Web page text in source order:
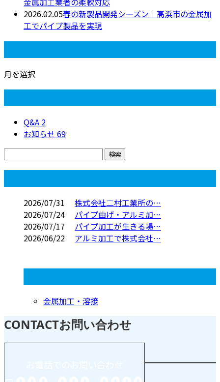
2026.02.05春の新製品開発シーズン｜高浜市の金属加
工でパイプ製品を実現
月を選択
Q&A 2
お知らせ 69
2026/07/31
株式会社二村工業所の…
2026/07/24
パイプ曲げ・アルミ加…
2026/07/17
パイプ加工が生きる場…
2026/06/22
アルミ加工で株式会社…
金属加工・溶接
CONTACTお問い合わせ